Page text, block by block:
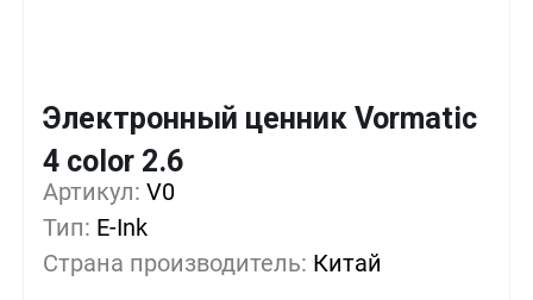
Электронный ценник Vormatic
4 color 2.6
Артикул: V0
Тип: E-Ink
Страна производитель: Китай
1+
500+
1000+ -30%